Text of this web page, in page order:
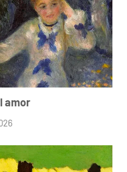
amor